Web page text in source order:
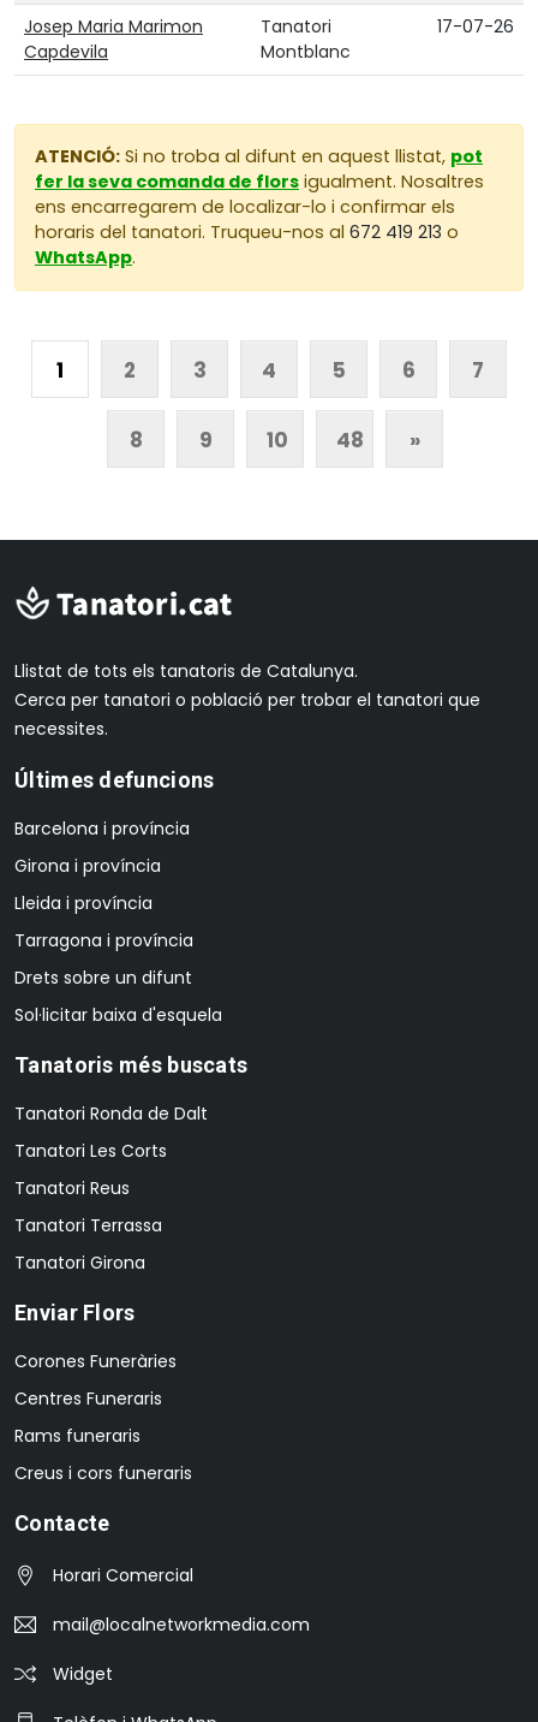
Josep Maria Marimon
Capdevila
Tanatori
Montblanc
17-07-26
ATENCIÓ: Si no troba al difunt en aquest llistat, pot
fer la seva comanda de flors igualment. Nosaltres
ens encarregarem de localizar-lo i confirmar els
horaris del tanatori. Truqueu-nos al 672 419 213 o
WhatsApp.
1 2 3 4 5 6 7
8 9 10 48 »
Llistat de tots els tanatoris de Catalunya.
Cerca per tanatori o població per trobar el tanatori que
necessites.
Últimes defuncions
Barcelona i província
Girona i província
Lleida i província
Tarragona i província
Drets sobre un difunt
Sol·licitar baixa d'esquela
Tanatoris més buscats
Tanatori Ronda de Dalt
Tanatori Les Corts
Tanatori Reus
Tanatori Terrassa
Tanatori Girona
Enviar Flors
Corones Funeràries
Centres Funeraris
Rams funeraris
Creus i cors funeraris
Contacte
Horari Comercial
mail@localnetworkmedia.com
Widget